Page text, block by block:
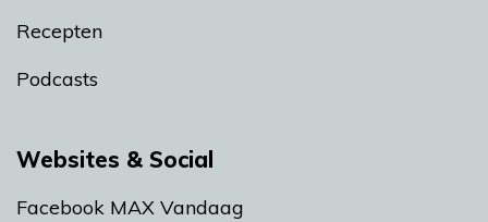
Recepten
Podcasts
Websites & Social
Facebook MAX Vandaag